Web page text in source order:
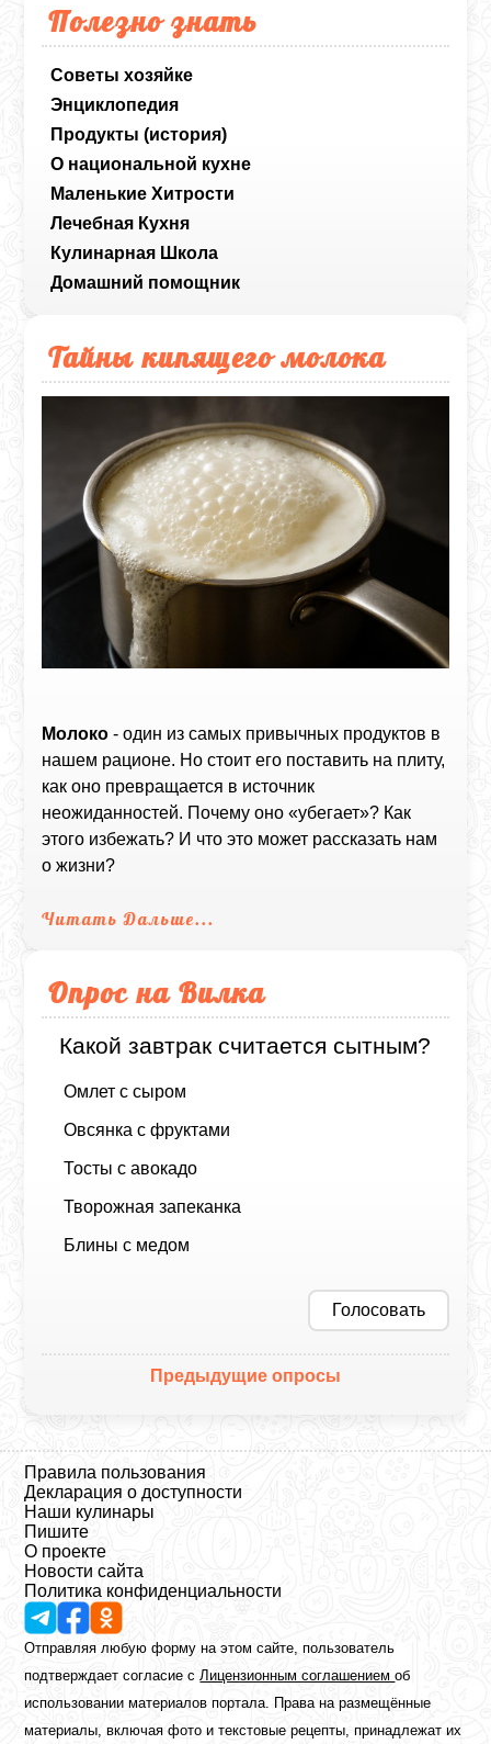
Полезно знать
Советы хозяйке
Энциклопедия
Продукты (история)
О национальной кухне
Маленькие Хитрости
Лечебная Кухня
Кулинарная Школа
Домашний помощник
Тайны кипящего молока
Молоко - один из самых привычных продуктов в
нашем рационе. Но стоит его поставить на плиту,
как оно превращается в источник
неожиданностей. Почему оно «убегает»? Как
этого избежать? И что это может рассказать нам
о жизни?
Читать Дальше...
Опрос на Вилка
Какой завтрак считается сытным?
Омлет с сыром
Овсянка с фруктами
Тосты с авокадо
Творожная запеканка
Блины с медом
Голосовать
Предыдущие опросы
Правила пользования
Декларация о доступности
Наши кулинары
Пишите
О проекте
Новости сайта
Политика конфиденциальности
Отправляя любую форму на этом сайте, пользователь
подтверждает согласие сЛицензионным соглашениемоб
использовании материалов портала. Права на размещённые
материалы, включая фото и текстовые рецепты, принадлежат их